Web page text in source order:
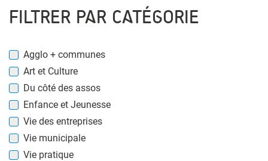
FILTRER PAR CATÉGORIE
Agglo + communes
Art et Culture
Du côté des assos
Enfance et Jeunesse
Vie des entreprises
Vie municipale
Vie pratique